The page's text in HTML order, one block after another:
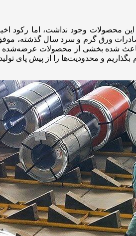
محصولات وجود نداشت، اما رکود
را فراهم کرد، به‌گونه‌ای که طی ۴ ماه اخیر به اندازه کل
شده بخشی از محصولات عرضه‌شده